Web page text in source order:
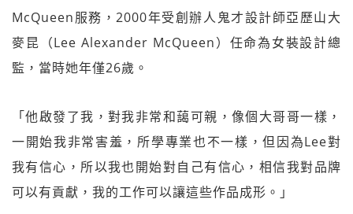
McQueen服務，2000年受創辦人鬼才設計師亞歷山大
麥昆（Lee Alexander McQueen）任命為女裝設計總
監，當時她年僅26歲。
「他啟發了我，對我非常和藹可親，像個大哥哥一樣，
一開始我非常害羞，所學專業也不一樣，但因為Lee對
我有信心，所以我也開始對自己有信心，相信我對品牌
可以有貢獻，我的工作可以讓這些作品成形。」